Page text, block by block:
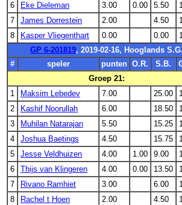
6
Eke Dieleman 3.00 0.00 5.50
7
James Dorrestein 2.00 4.50
8
Kasper Vliegenthart 0.00 0.00
GP 6-201819, 2019-02-16, Hooglands S.G.
#
speler punten O.R. S.B.
Groep 21:
1
Maksim Lebedev 7.00 25.00
2
Kashif Noorullah 6.00 18.50
3
Muhilan Natarajan 5.50 15.25
4
Joshua Baetings 4.50 15.75
5
Jesse Veldhuizen 4.00 1.00 9.00
6
Thijs van Klingeren 4.00 0.00 13.50
7
Rivano Ramhiet 3.00 6.00
8
Rachel t Hoen 2.00 4.50